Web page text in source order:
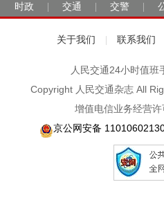
时政 交通 交警
关于我们 联系我们
人民交通24小时值
Copyright 人民交通杂志 All
增值电信业务经营
京公网安备